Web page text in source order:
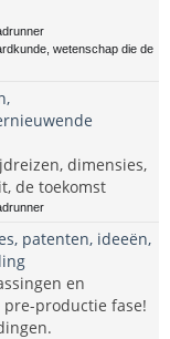
wetenschap die de
dimensies,
de toekomst
patenten, ideeën,
en
productie fase!